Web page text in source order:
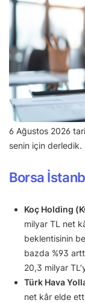
6 Ağustos 2026
senin için derledik.
Borsa
Koç Holding
milyar TL net
beklentisinin
bazda %93
20,3 milyar
Türk Hava
net kâr elde